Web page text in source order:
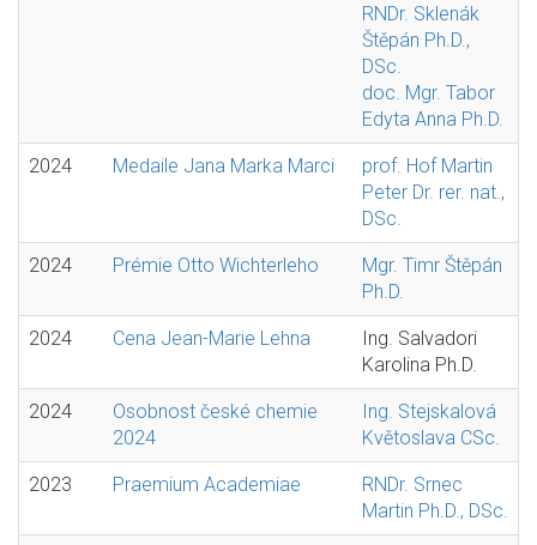
RNDr. Sklenák
Štěpán Ph.D.,
DSc.
doc. Mgr. Tabor
Edyta Anna Ph.D.
2024 Medaile Jana Marka Marci
prof. Hof Martin
Peter Dr. rer. nat.,
DSc.
2024 Prémie Otto Wichterleho
Mgr. Timr Štěpán
Ph.D.
2024 Cena Jean-Marie Lehna
Ing. Salvadori
Karolina Ph.D.
2024
Osobnost české chemie
2024
Ing. Stejskalová
Květoslava CSc.
2023 Praemium Academiae
RNDr. Srnec
Martin Ph.D., DSc.